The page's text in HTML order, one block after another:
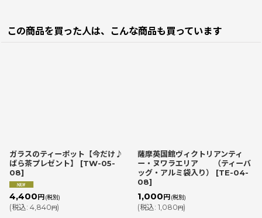
この商品を買った人は、こんな商品も買っています
ガラスのティーポット【今だけ♪
ばら茶プレゼント】
[TW-05-
08]
4,400 円 (税別)
(税込: 4,840円)
薩摩英国館ヴィクトリアンティ
ー・ヌワラエリア （ティーバ
ッグ・アルミ袋入り）
[TE-04-
08]
1,000 円 (税別)
(税込: 1,080円)